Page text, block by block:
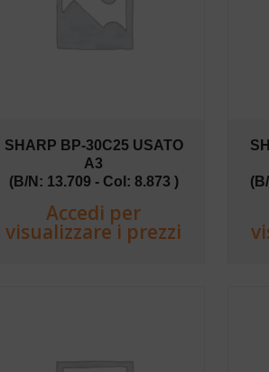
SHARP BP-30C25 USATO
A3
(B/N: 13.709 - Col: 8.873 )
Accedi per
visualizzare i prezzi